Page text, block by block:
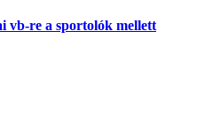
vb-re a sportolók mellett